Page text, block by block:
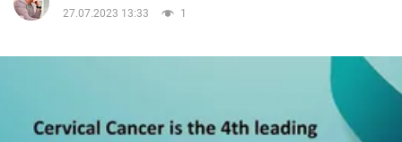
Życie
Społeczeństwo
27.07.2023 13:33
1